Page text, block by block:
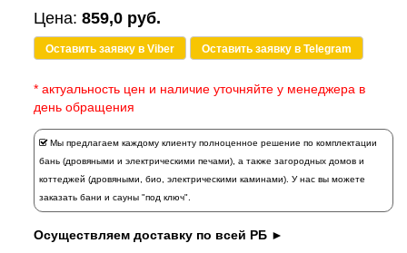
Цена: 859,0 руб.
Оставить заявку в Viber Оставить заявку в Telegram
* актуальность цен и наличие уточняйте у менеджера в
день обращения
Мы предлагаем каждому клиенту полноценное решение по комплектации
бань (дровяными и электрическими печами), а также загородных домов и
коттеджей (дровяными, био, электрическими каминами). У нас вы можете
заказать бани и сауны "под ключ".
Осуществляем доставку по всей РБ ►